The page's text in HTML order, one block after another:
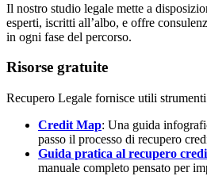
Il nostro studio legale mette a
esperti, iscritti all’albo, e offre
in ogni fase del percorso.
Risorse gratuite
Recupero Legale fornisce utili
Credit Map: Una guida
passo il processo di recupero
Guida pratica al recupero
manuale completo pensato per